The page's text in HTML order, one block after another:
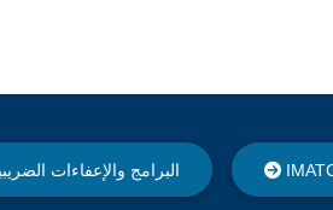
البرامج والإعفاءات